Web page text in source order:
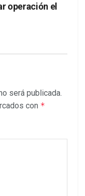
operación el
será publicada.
con *